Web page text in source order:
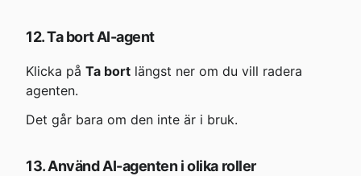
12. Ta bort AI-agent
Klicka på Ta bort längst ner om du vill radera
agenten.
Det går bara om den inte är i bruk.
13. Använd AI-agenten i olika roller